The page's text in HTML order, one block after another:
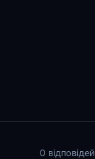
0 відповідей